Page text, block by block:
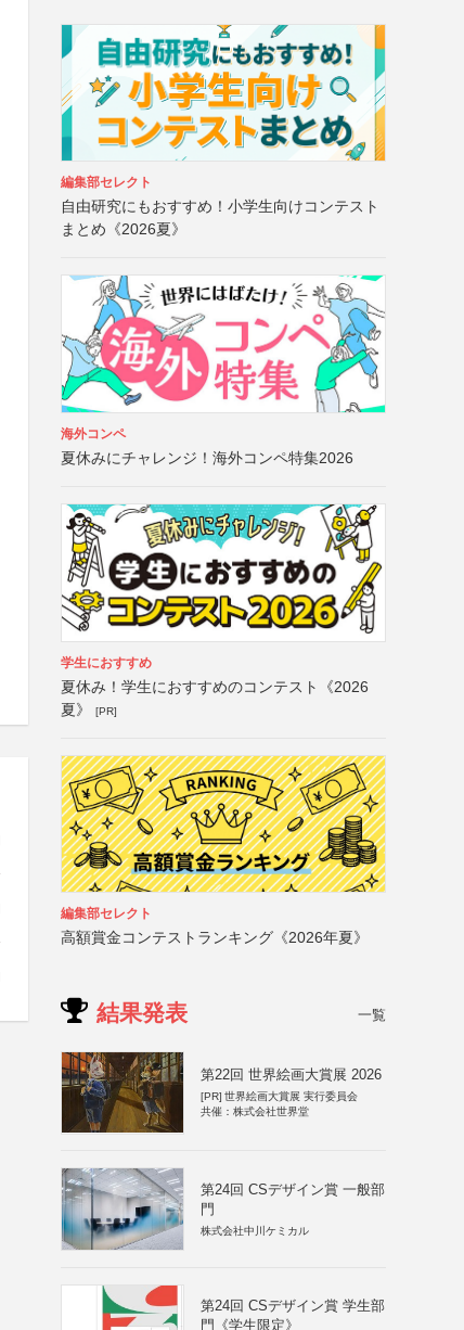
編集部セレクト
自由研究にもおすすめ！小学生向けコンテスト
まとめ《2026夏》
海外コンペ
夏休みにチャレンジ！海外コンペ特集2026
学生におすすめ
夏休み！学生におすすめのコンテスト《2026
夏》
[PR]
編集部セレクト
高額賞金コンテストランキング《2026年夏》
結果発表 一覧
第22回 世界絵画大賞展 2026
[PR] 世界絵画大賞展 実行委員会
共催：株式会社世界堂
第24回 CSデザイン賞 一般部
門
株式会社中川ケミカル
第24回 CSデザイン賞 学生部
門《学生限定》